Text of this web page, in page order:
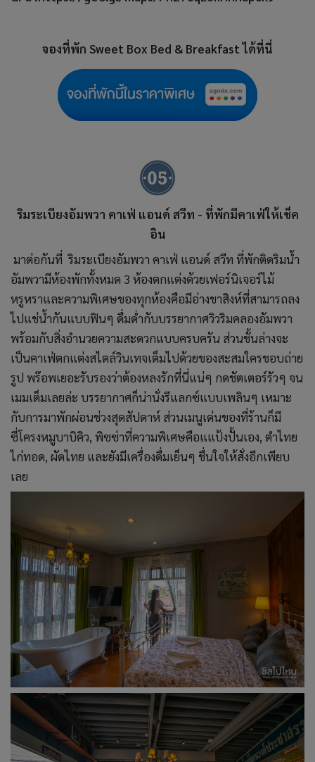
จองที่พัก Sweet Box Bed & Breakfast ได้ที่นี่
ริมระเบียงอัมพวา คาเฟ่ แอนด์ สวีท - ที่พักมีคาเฟ่ให้เช็ค
อิน
มาต่อกันที่ ริมระเบียงอัมพวา คาเฟ่ แอนด์ สวีท ที่พักติดริมน้ำ
อัมพวามีห้องพักทั้งหมด 3 ห้องตกแต่งด้วยเฟอร์นิเจอร์ไม้
หรูหราและความพิเศษของทุกห้องคือมีอ่างขาสิงห์ที่สามารถลง
ไปแช่น้ำกันแบบฟินๆ ดื่มด่ำกับบรรยากาศวิวริมคลองอัมพวา
พร้อมกับสิ่งอำนวยความสะดวกแบบครบครัน ส่วนชั้นล่างจะ
เป็นคาเฟ่ตกแต่งสไตล์วินเทจเต็มไปด้วยของสะสมใครชอบถ่าย
รูป พร๊อพเยอะรับรองว่าต้องหลงรักที่นี่แน่ๆ กดชัตเตอร์รัวๆ จน
เมมเต็มเลยล่ะ บรรยากาศก็น่านั่งรีแลกซ์แบบเพลินๆ เหมาะ
กับการมาพักผ่อนช่วงสุดสัปดาห์ ส่วนเมนูเด่นของที่ร้านก็มี
ซี่โครงหมูบาบิคิว, พิซซ่าที่ความพิเศษคือแแป้งปั้นเอง, ตำไทย
ไก่ทอด, ผัดไทย และยังมีเครื่องดื่มเย็นๆ ชื่นใจให้สั่งอีกเพียบ
เลย